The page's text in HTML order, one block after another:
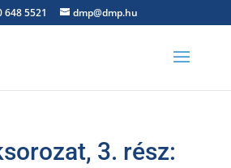
648 5521 dmp@dmp.hu
3. rész: